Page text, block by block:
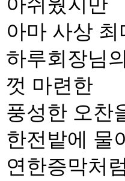
아마 사상
하루회장님
껏 마련한
풍성한 오찬
한전밭에 물
연한증막처럼